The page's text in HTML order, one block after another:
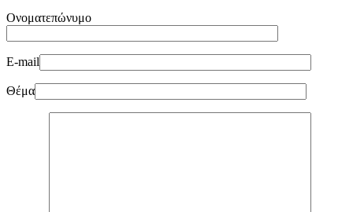
Ονοματεπώνυμο
E-mail
Θέμα